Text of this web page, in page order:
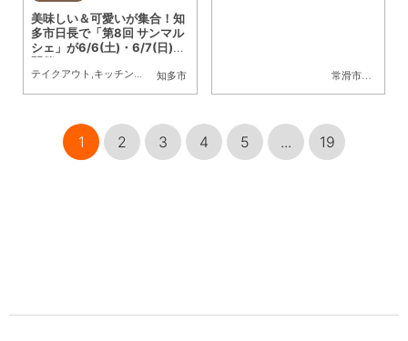
知多市
美味しい＆可愛いが集合！知
多市日長で「第8回 サンマル
シェ」が6/6(土)・6/7(日)に
開催
テイクアウト キッチンカー 雑貨,イベント 常滑市
,南知多町
1 2 3 4 5 ... 19